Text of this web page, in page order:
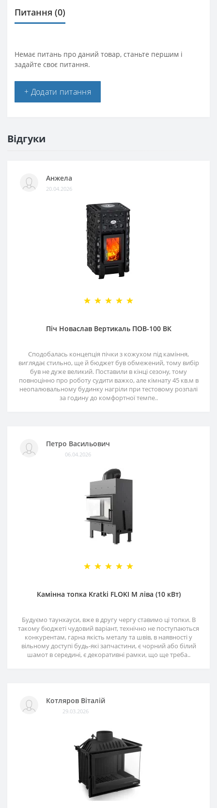
Питання (0)
Немає питань про даний товар, станьте першим і
задайте своє питання.
+ Додати питання
Відгуки
Анжела
20.04.2026
Піч Новаслав Вертикаль ПОВ-100 ВК
Сподобалась концепція пічки з кожухом під каміння,
виглядає стильно, ще й бюджет був обмежений, тому вибір
був не дуже великий. Поставили в кінці сезону, тому
повноцінно про роботу судити важко, але кімнату 45 кв.м в
неопалювальному будинку нагріли при тестовому розпалі
за годину до комфортної темпе..
Петро Васильович
06.04.2026
Камінна топка Kratki FLOKI M ліва (10 кВт)
Будуємо таунхауси, вже в другу чергу ставимо ці топки. В
такому бюджеті чудовий варіант, технічно не поступаються
конкурентам, гарна якість металу та швів, в наявності у
вільному доступі будь-які запчастини, є чорний або білий
шамот в середині, є декоративні рамки, що ще треба..
Котляров Віталій
29.03.2026